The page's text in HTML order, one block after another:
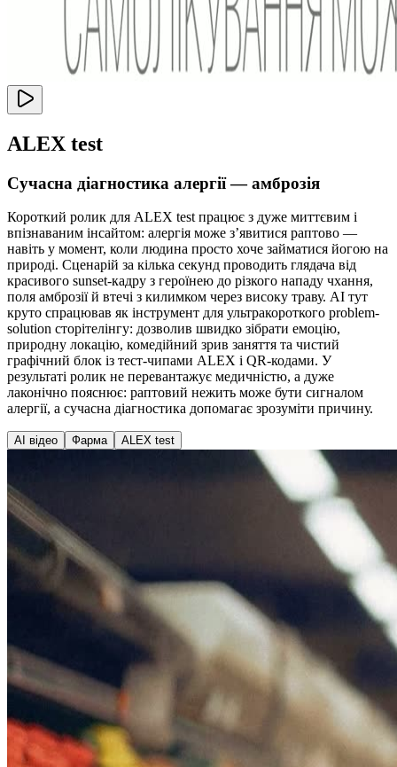
ALEX test
Сучасна діагностика алергії — амброзія
Короткий ролик для ALEX test працює з дуже миттєвим і
впізнаваним інсайтом: алергія може зʼявитися раптово —
навіть у момент, коли людина просто хоче займатися йогою на
природі. Сценарій за кілька секунд проводить глядача від
красивого sunset-кадру з героїнею до різкого нападу чхання,
поля амброзії й втечі з килимком через високу траву. AI тут
круто спрацював як інструмент для ультракороткого problem-
solution сторітелінгу: дозволив швидко зібрати емоцію,
природну локацію, комедійний зрив заняття та чистий
графічний блок із тест-чипами ALEX і QR-кодами. У
результаті ролик не перевантажує медичністю, а дуже
лаконічно пояснює: раптовий нежить може бути сигналом
алергії, а сучасна діагностика допомагає зрозуміти причину.
AI відео Фарма ALEX test